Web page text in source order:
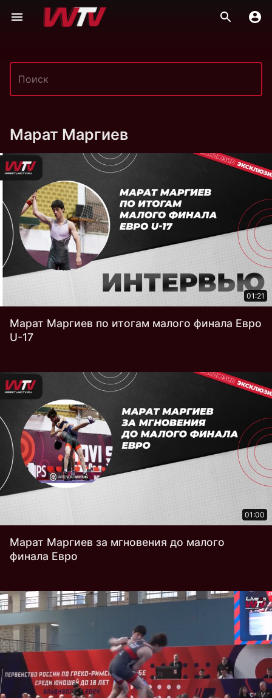
Марат Маргиев
01:21
Марат Маргиев по итогам малого финала Евро
U-17
01:00
Марат Маргиев за мгновения до малого
финала Евро